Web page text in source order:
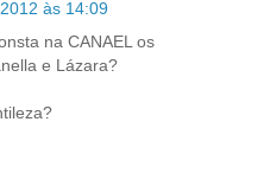
às 14:09
na CANAEL os
e Lázara?